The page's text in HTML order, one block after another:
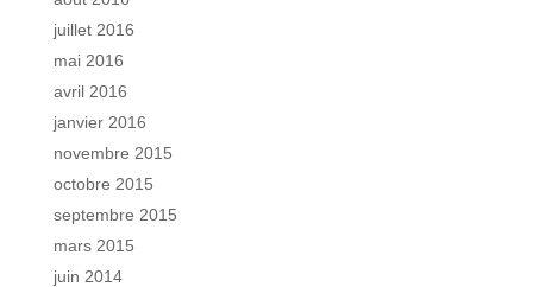
juillet 2016
mai 2016
avril 2016
janvier 2016
novembre 2015
octobre 2015
septembre 2015
mars 2015
juin 2014